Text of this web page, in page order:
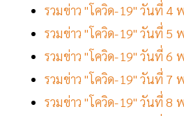
รวมข่าว "โควิด-19" วันที่ 4
รวมข่าว "โควิด-19" วันที่ 5
รวมข่าว "โควิด-19" วันที่ 6
รวมข่าว "โควิด-19" วันที่ 7
รวมข่าว "โควิด-19" วันที่ 8